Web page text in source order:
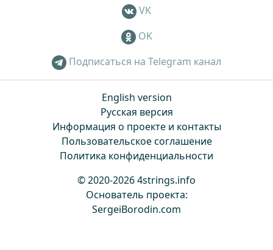
VK
OK
Подписаться на Telegram канал
English version
Русская версия
Информация о проекте и контакты
Пользовательское соглашение
Политика конфиденциальности
© 2020-2026 4strings.info
Основатель проекта:
SergeiBorodin.com